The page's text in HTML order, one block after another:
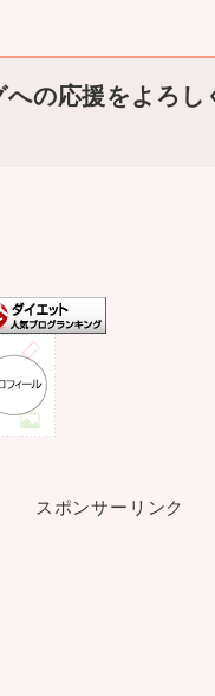
への応援をよろし
スポンサーリンク